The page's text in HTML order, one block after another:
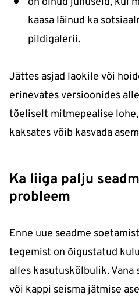
kaasa läinud ka
pildigalerii.
Jättes asjad laokile või
erinevates versioonides
tõeliselt mitmepealise
kaksates võib kasvada
Ka liiga palju
probleem
Enne uue seadme
tegemist on õigustatud
alles kasutuskõlbulik. Vana
või kappi seisma jätmise